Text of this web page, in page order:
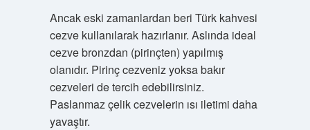
Ancak eski zamanlardan beri Türk kahvesi
cezve kullanılarak hazırlanır. Aslında ideal
cezve bronzdan (pirinçten) yapılmış
olanıdır. Pirinç cezveniz yoksa bakır
cezveleri de tercih edebilirsiniz.
Paslanmaz çelik cezvelerin ısı iletimi daha
yavaştır.